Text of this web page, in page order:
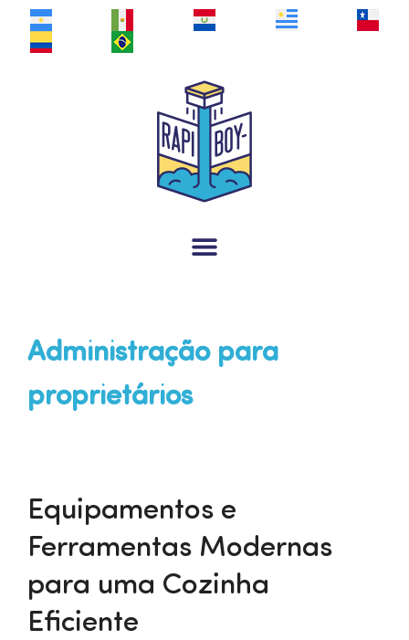
Administração para
proprietários
Equipamentos e
Ferramentas Modernas
para uma Cozinha
Eficiente